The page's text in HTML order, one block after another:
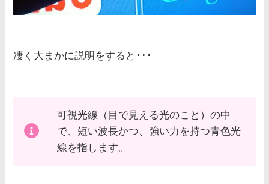
凄く大まかに説明をすると･･･
可視光線（目で見える光のこと）の中
で、短い波長かつ、強い力を持つ青色光
線を指します。